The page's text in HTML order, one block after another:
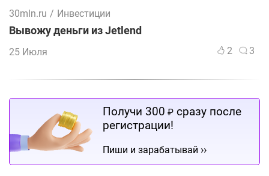
30mln.ru / Инвестиции
Вывожу деньги из Jetlend
25 Июля 2 3
Получи 300 ₽ сразу после
регистрации!
Пиши и зарабатывай ››